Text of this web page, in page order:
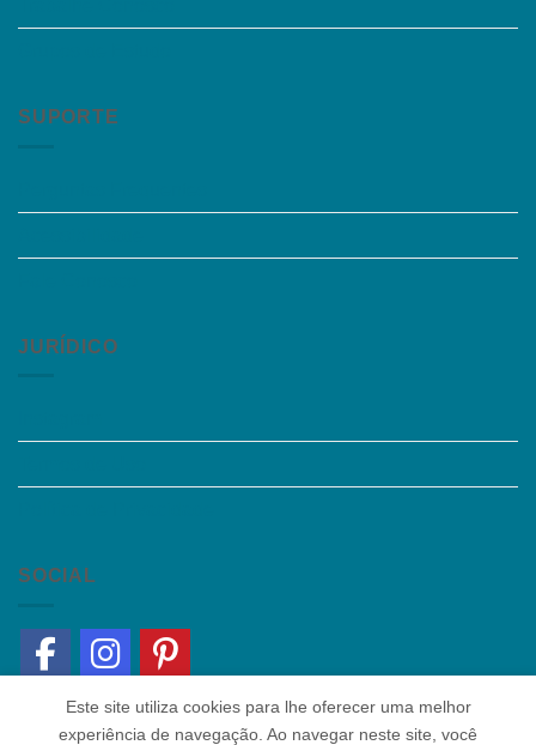
SUPORTE
JURÍDICO
SOCIAL
Este site utiliza cookies para lhe oferecer uma melhor
experiência de navegação. Ao navegar neste site, você